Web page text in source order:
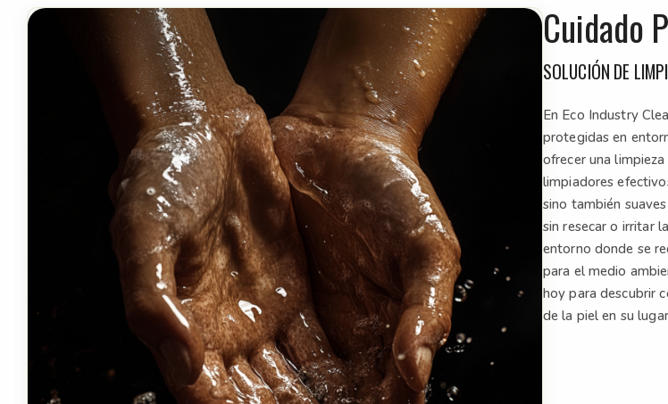
Cuidado
SOLUCIÓN DE
En Eco Industry
protegidas en
ofrecer una
limpiadores
sino también
sin resecar o irritar
entorno donde se
para el medio
hoy para descubrir
de la piel en su